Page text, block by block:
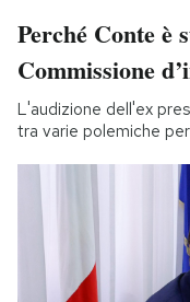
Perché Conte è
Commissione
L'audizione dell'ex
tra varie polemiche